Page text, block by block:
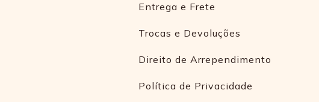
Entrega e Frete
Trocas e Devoluções
Direito de Arrependimento
Política de Privacidade